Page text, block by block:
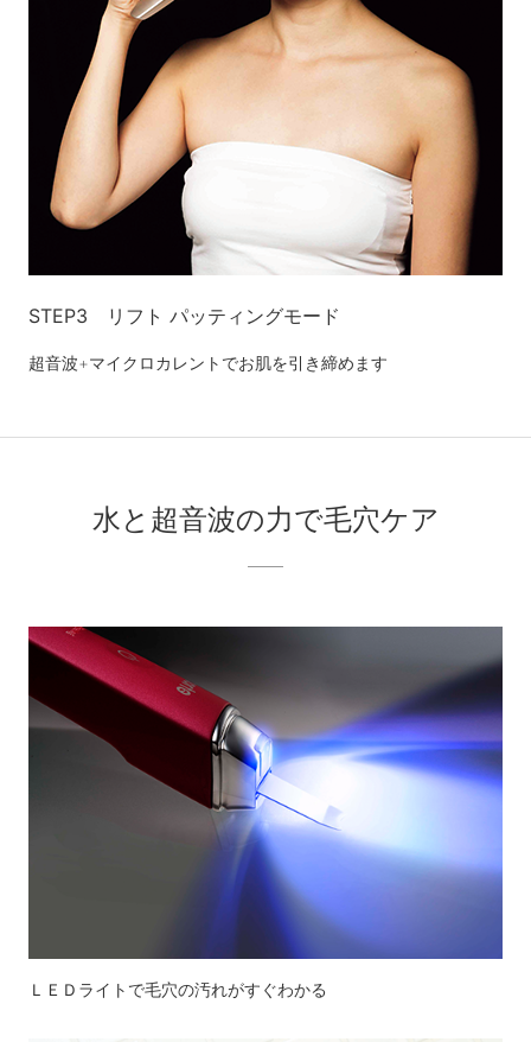
STEP3 リフト パッティングモード
超音波+マイクロカレントでお肌を引き締めます
水と超音波の力で毛穴ケア
ＬＥＤライトで毛穴の汚れがすぐわかる